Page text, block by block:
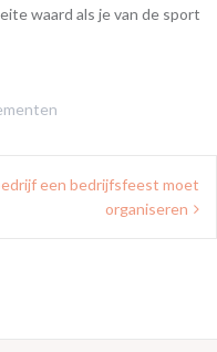
waard als je van de sport
een bedrijfsfeest moet
organiseren